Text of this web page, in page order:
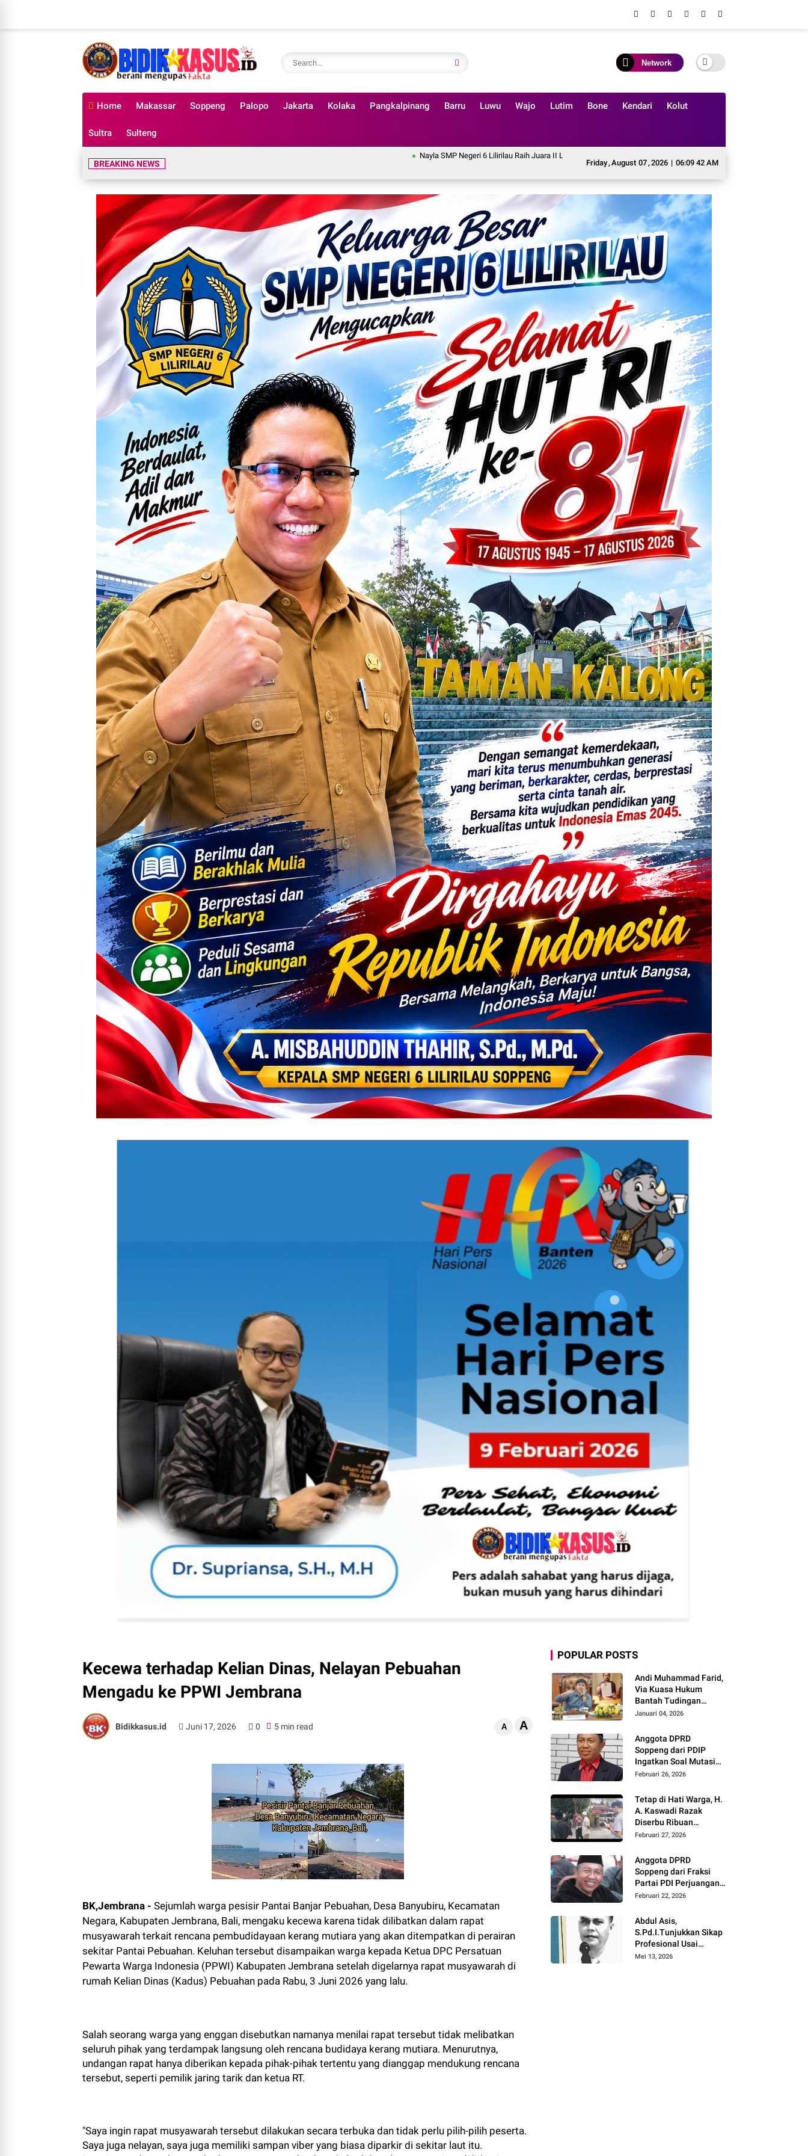
Network
Home Makassar Soppeng Palopo Jakarta Kolaka Pangkalpinang Barru Luwu Wajo Lutim Bone Kendari Kolut
Sultra Sulteng
Friday,August 07,2026 | 06:09 44 AM
BREAKING NEWS
Nayla SMP Negeri 6 Lilirilau Raih Juara II Lomba Nyanyi Solo Tingkat Penggalang SMP se Kabupaten Soppeng.
Kecewa terhadap Kelian Dinas, Nelayan Pebuahan
Mengadu ke PPWI Jembrana
Bidikkasus.id Juni 17, 2026 0 5 min read A A
BK,Jembrana - Sejumlah warga pesisir Pantai Banjar Pebuahan, Desa Banyubiru, Kecamatan
Negara, Kabupaten Jembrana, Bali, mengaku kecewa karena tidak dilibatkan dalam rapat
musyawarah terkait rencana pembudidayaan kerang mutiara yang akan ditempatkan di perairan
sekitar Pantai Pebuahan. Keluhan tersebut disampaikan warga kepada Ketua DPC Persatuan
Pewarta Warga Indonesia (PPWI) Kabupaten Jembrana setelah digelarnya rapat musyawarah di
rumah Kelian Dinas (Kadus) Pebuahan pada Rabu, 3 Juni 2026 yang lalu.
Salah seorang warga yang enggan disebutkan namanya menilai rapat tersebut tidak melibatkan
seluruh pihak yang terdampak langsung oleh rencana budidaya kerang mutiara. Menurutnya,
undangan rapat hanya diberikan kepada pihak-pihak tertentu yang dianggap mendukung rencana
tersebut, seperti pemilik jaring tarik dan ketua RT.
"Saya ingin rapat musyawarah tersebut dilakukan secara terbuka dan tidak perlu pilih-pilih peserta.
Saya juga nelayan, saya juga memiliki sampan viber yang biasa diparkir di sekitar laut itu.
POPULAR POSTS
Andi Muhammad Farid,
Via Kuasa Hukum
Bantah Tudingan
Tendang ASN
Januari 04, 2026
Anggota DPRD
Soppeng dari PDIP
Ingatkan Soal Mutasi
ASN: Harus
Bukan Politik
Februari 26, 2026
Tetap di Hati Warga, H.
A. Kaswadi Razak
Diserbu Ribuan
Masyarakat Saat
Februari 27, 2026
Anggota DPRD
Soppeng dari Fraksi
Partai PDI Perjuangan
Angkat Bicara Terkait
Pemerintahan Suwardi
Haseng – Selle KS
Dalle
Februari 22, 2026
Abdul Asis,
S.Pd.I.Tunjukkan Sikap
Profesional Usai
Mutasi di Lingkup
Mei 13, 2026